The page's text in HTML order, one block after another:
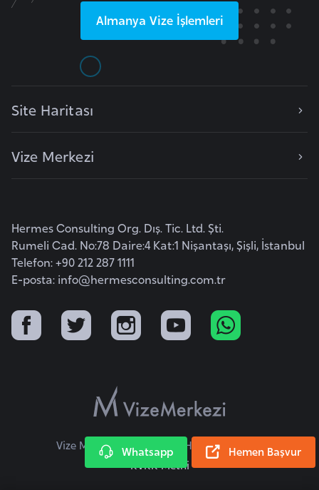
Almanya Vize İşlemleri
Site Haritası
Vize Merkezi
Hermes Consulting Org. Dış. Tic. Ltd. Şti.
Rumeli Cad. No:78 Daire:4 Kat:1 Nişantaşı, Şişli, İstanbul
Telefon: +90 212 287 1111
E-posta: info@hermesconsulting.com.tr
Vize Merkezi © 2026 Tüm Hakları Saklıdır.
KVKK Metni
k
a
o
Ç
d
Hemen Başvur
Whatsapp